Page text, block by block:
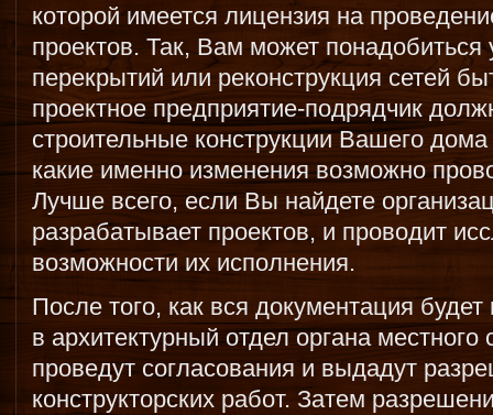
которой имеется лицензия на
проектов. Так, Вам может понадобиться
перекрытий или реконструкция сетей
проектное предприятие-подрядчик
строительные конструкции Вашего
какие именно изменения возможно
Лучше всего, если Вы найдете
разрабатывает проектов, и проводит
возможности их исполнения.
После того, как вся документация
в архитектурный отдел органа
проведут согласования и выдадут
конструкторских работ. Затем